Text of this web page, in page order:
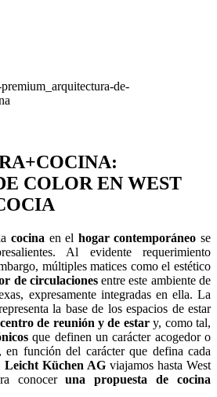
COLOR EN WEST
cocina en el hogar contemporáneo se
Al evidente requerimiento
múltiples matices como el estético
de circulacionesentre este ambiente de
expresamente integradas en ella. La
la base de los espacios de estar
centro de reunión y de estary, como tal,
que definen un carácter acogedor o
en función del carácter que defina cada
Leicht Küchen AGviajamos hasta West
conoceruna propuesta de cocina